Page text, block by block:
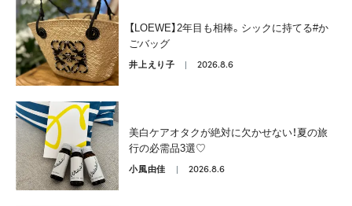
【LOEWE】2年目も相棒。シックに持てる#か
ごバッグ
井上えり子 2026.8.6
美白ケアオタクが絶対に欠かせない！夏の旅
行の必需品3選♡
小風由佳 2026.8.6